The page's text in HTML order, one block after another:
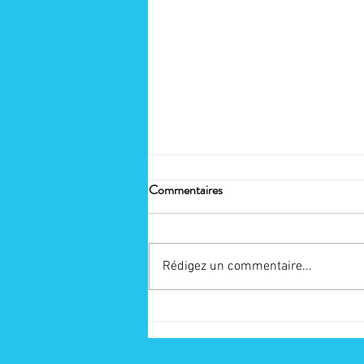
SNPCE : engagée pour les
Commentaires
Rédigez un commentaire...